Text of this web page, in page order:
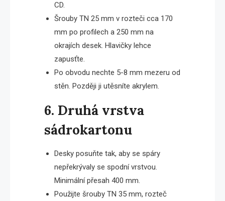
CD.
Šrouby TN 25 mm v rozteči cca 170
mm po profilech a 250 mm na
okrajích desek. Hlavičky lehce
zapusťte.
Po obvodu nechte 5-8 mm mezeru od
stěn. Později ji utěsníte akrylem.
6. Druhá vrstva
sádrokartonu
Desky posuňte tak, aby se spáry
nepřekrývaly se spodní vrstvou.
Minimální přesah 400 mm.
Použijte šrouby TN 35 mm, rozteč